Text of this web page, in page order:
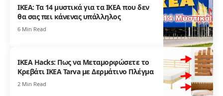
ΙΚΕΑ: Τα 14 μυστικά για τα ΙΚΕΑ που δεν
θα σας πει κάνενας υπάλληλος
6 Min Read
IKEA Hacks: Πως να Μεταμορφώσετε το
Κρεβάτι IKEA Tarva με Δερμάτινο Πλέγμα
2 Min Read